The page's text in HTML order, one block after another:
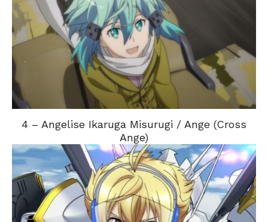
4 – Angelise Ikaruga Misurugi / Ange (Cross
Ange)